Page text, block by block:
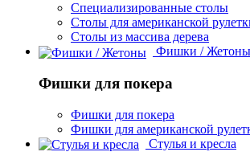
Специализированные столы
Столы для американской
Столы из массива дерева
Фишки / Жетоны
Фишки для покера
Фишки для покера
Фишки для американской
Стулья и кресла